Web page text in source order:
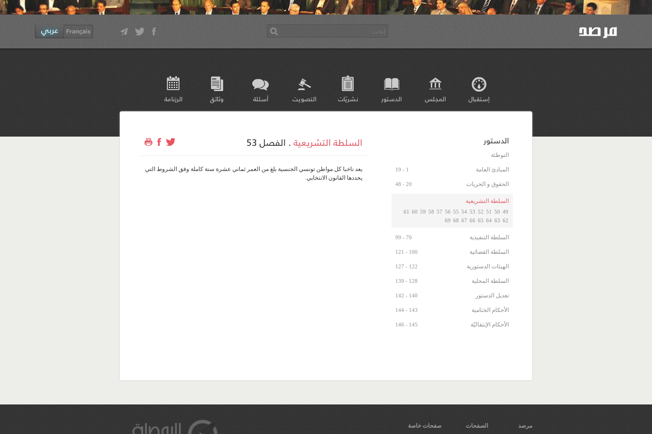
إستقبال المجلس الدستور نشريّات التصويت أسئلة وثائق الرزنامة
الدستور
التوطئة
1 - 19 المبادئ العامة
20 - 48 الحقوق و الحريات
السلطة التشريعية
49
50
51
52
53
54
55
56
57
58
59
60
61
62
63
64
65
66
67
68
69
70 - 99 السلطة التنفيذية
100 - 121 السلطة القضائية
122 - 127 الهيئات الدستورية
128 - 139 السلطة المحلية
140 - 142 تعديل الدستور
143 - 144 الأحكام الختامية
145 - 146 الأحكام الإنتقاليّة
السلطة التشريعية. الفصل 53
يعد ناخبا كل مواطن تونسي الجنسية بلغ من العمر ثماني عشرة سنة كاملة وفق الشروط التي
يحددها القانون الانتخابي.
مرصد الصفحات صفحات خاصة